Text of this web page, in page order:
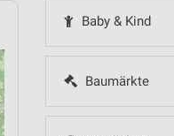
Baby & Kind
Baumärkte